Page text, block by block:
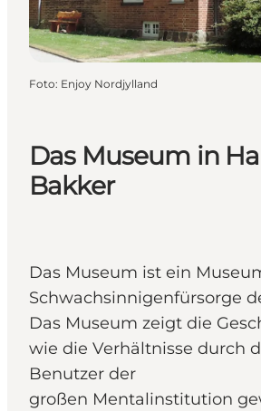
Das Museum in
Bakker
Das Museum ist ein
Schwachsinnigenfürsorge
Das Museum zeigt die
wie die Verhältnisse durch
Benutzer der
großen Mentalinstitution
Foto: Enjoy Nordjylland